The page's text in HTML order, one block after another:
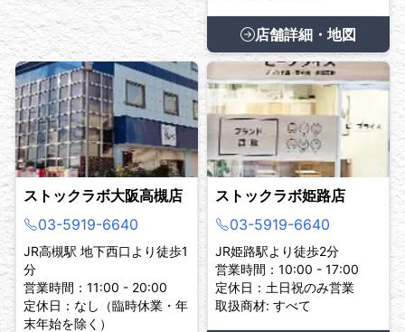
店舗詳細・地図
ストックラボ大阪高槻店
03-5919-6640
JR高槻駅 地下西口より徒歩1
分
営業時間：11:00 - 20:00
定休日：なし（臨時休業・年
末年始を除く）
ストックラボ姫路店
03-5919-6640
JR姫路駅より徒歩2分
営業時間：10:00 - 17:00
定休日：土日祝のみ営業
取扱商材: すべて